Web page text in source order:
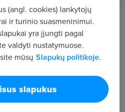
šilumos
– tik šildymo
(angl. cookies) lankytojų
ir turinio suasmeninimui.
yra įjungti pagal
valdyti nustatymuose.
mūsų Slapukų politikoje.
slapukus